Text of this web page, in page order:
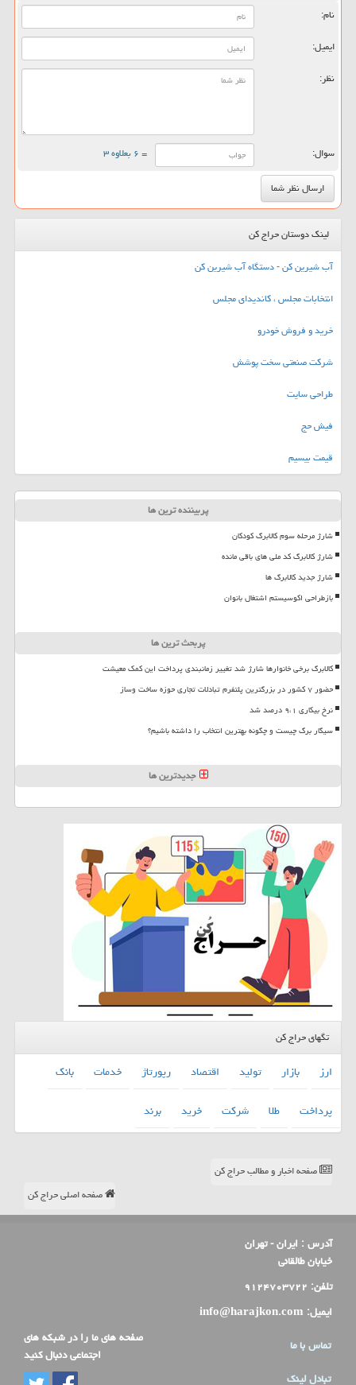
نام:
ایمیل:
نظر:
سوال: = ۶ بعلاوه ۳
لینک دوستان حراج کن
آب شیرین کن - دستگاه آب شیرین کن
انتخابات مجلس ، کاندیدای مجلس
خرید و فروش خودرو
شرکت صنعتی سخت پوشش
طراحی سایت
فیش حج
قیمت بیسیم
پربیننده ترین ها
شارژ مرحله سوم کالابرگ کودکان
شارژ کالابرگ کد ملی های باقی مانده
شارژ جدید کالابرگ ها
بازطراحی اکوسیستم اشتغال بانوان
پربحث ترین ها
کالابرگ برخی خانوارها شارژ شد تغییر زمانبندی پرداخت این کمک معیشت
حضور ۷ کشور در بزرگترین پلتفرم تبادلات تجاری حوزه ساخت وساز
نرخ بیکاری ۹،۱ درصد شد
سیگار برگ چیست و چگونه بهترین انتخاب را داشته باشیم؟
جدیدترین ها
تگهای حراج کن
ارز بازار تولید اقتصاد رپورتاژ خدمات
بانك
پرداخت
طلا شركت خرید برند
صفحه اخبار و مطالب حراج کن
صفحه اصلی حراج کن
آدرس : ایران - تهران
خیابان طالقانی
تلفن: ۹۱۲۴۷۰۳۷۲۲
ایمیل: info@harajkon.com
تماس با ما
تبادل لینک
صفحه های ما را در شبکه های
اجتماعی دنبال کنید